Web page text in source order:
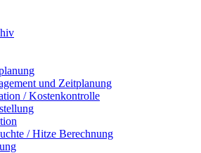
und Zeitplanung
/ Kostenkontrolle
/ Hitze Berechnung